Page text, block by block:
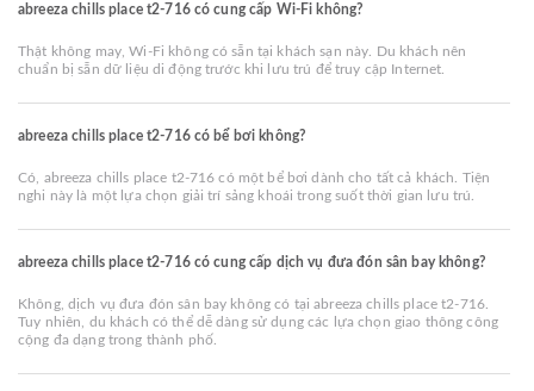
abreeza chills place t2-716 có cung cấp Wi-Fi không?
Thật không may, Wi-Fi không có sẵn tại khách sạn này. Du khách nên
chuẩn bị sẵn dữ liệu di động trước khi lưu trú để truy cập Internet.
abreeza chills place t2-716 có bể bơi không?
Có, abreeza chills place t2-716 có một bể bơi dành cho tất cả khách. Tiện
nghi này là một lựa chọn giải trí sảng khoái trong suốt thời gian lưu trú.
abreeza chills place t2-716 có cung cấp dịch vụ đưa đón sân bay không?
Không, dịch vụ đưa đón sân bay không có tại abreeza chills place t2-716.
Tuy nhiên, du khách có thể dễ dàng sử dụng các lựa chọn giao thông công
cộng đa dạng trong thành phố.